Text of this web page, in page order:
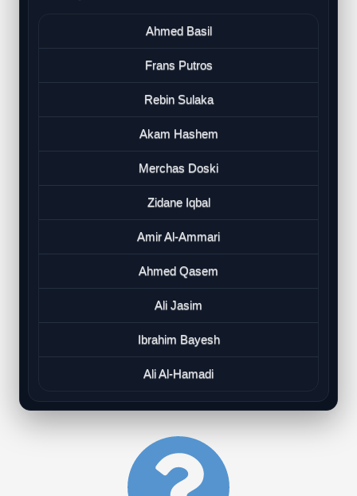
Ahmed Basil
Frans Putros
Rebin Sulaka
Akam Hashem
Merchas Doski
Zidane Iqbal
Amir Al-Ammari
Ahmed Qasem
Ali Jasim
Ibrahim Bayesh
Ali Al-Hamadi